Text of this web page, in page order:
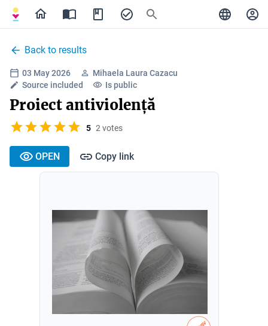
Back to results
03 May 2026
Mihaela Laura Cazacu
Source included
Is public
Proiect antiviolență
5 2 votes
OPEN Copy link